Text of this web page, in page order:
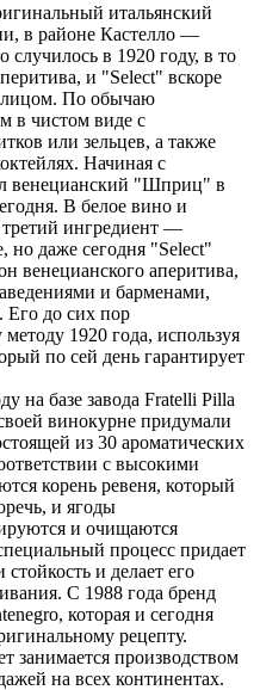
итальянский
в районе Кастелло —
случилось в 1920 году, в то
и "Select" вскоре
лицом. По обычаю
в чистом виде с
или зельцев, а также
Начиная с
венецианский "Шприц" в
В белое вино и
третий ингредиент —
но даже сегодня "Select"
венецианского аперитива,
и барменами,
Его до сих пор
1920 года, используя
по сей день гарантирует
на базе завода Fratelli Pilla
винокурне придумали
из 30 ароматических
с высокими
корень ревеня, который
и ягоды
и очищаются
процесс придает
и делает его
С 1988 года бренд
которая и сегодня
рецепту.
занимается производством
на всех континентах.